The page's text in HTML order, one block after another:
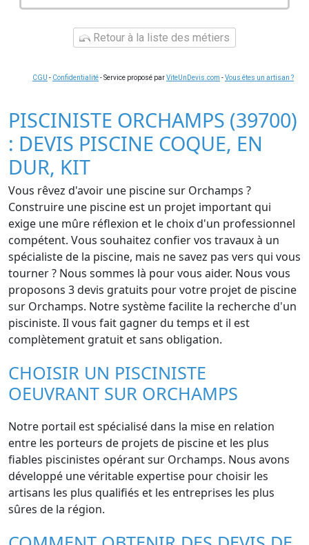
Retour à la liste des métiers
CGU - Confidentialité- Service proposé parViteUnDevis.com -Vous êtes un artisan ?
PISCINISTE ORCHAMPS (39700)
: DEVIS PISCINE COQUE, EN
DUR, KIT
Vous rêvez d'avoir une piscine sur Orchamps ?
Construire une piscine est un projet important qui
exige une mûre réflexion et le choix d'un professionnel
compétent. Vous souhaitez confier vos travaux à un
spécialiste de la piscine, mais ne savez pas vers qui vous
tourner ? Nous sommes là pour vous aider. Nous vous
proposons 3 devis gratuits pour votre projet de piscine
sur Orchamps. Notre système facilite la recherche d'un
pisciniste. Il vous fait gagner du temps et il est
complètement gratuit et sans obligation.
CHOISIR UN PISCINISTE
OEUVRANT SUR ORCHAMPS
Notre portail est spécialisé dans la mise en relation
entre les porteurs de projets de piscine et les plus
fiables piscinistes opérant sur Orchamps. Nous avons
développé une véritable expertise pour choisir les
artisans les plus qualifiés et les entreprises les plus
sûres de la région.